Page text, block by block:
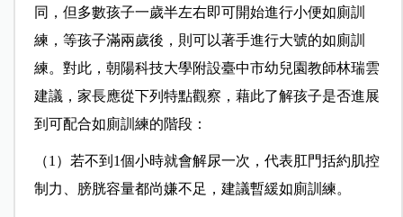
同，但多數孩子一歲半左右即可開始進行小便如廁訓
練，等孩子滿兩歲後，則可以著手進行大號的如廁訓
練。對此，朝陽科技大學附設臺中市幼兒園教師林瑞雲
建議，家長應從下列特點觀察，藉此了解孩子是否進展
到可配合如廁訓練的階段：
（1）若不到1個小時就會解尿一次，代表肛門括約肌控
制力、膀胱容量都尚嫌不足，建議暫緩如廁訓練。